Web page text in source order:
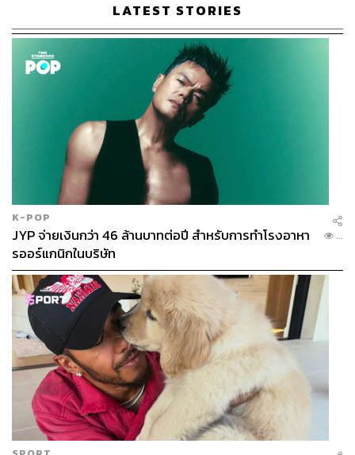
LATEST STORIES
K-POP
JYP จ่ายเงินกว่า 46 ล้านบาทต่อปี สำหรับการทำโรงอาหา
รออร์แกนิกในบริษัท
...